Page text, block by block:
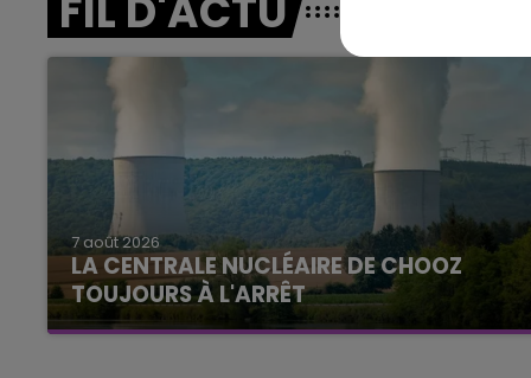
7 août 2026
LA CENTRALE NUCLÉAIRE DE CHOOZ
TOUJOURS À L'ARRÊT
Cela fait déjà une semaine que la centrale